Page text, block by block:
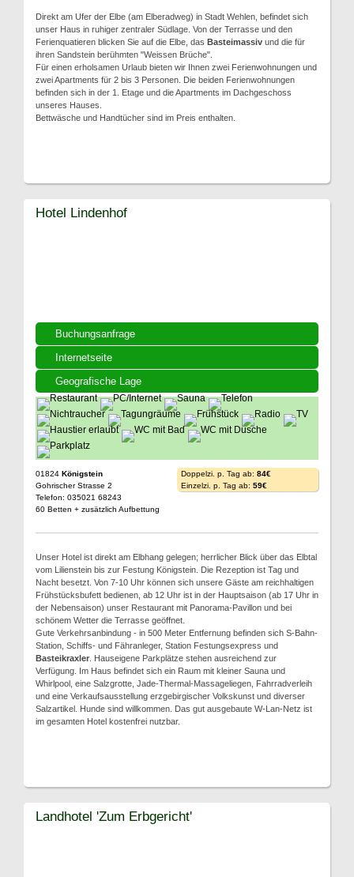
Direkt am Ufer der Elbe (am Elberadweg) in Stadt Wehlen, befindet sich
unser Haus in ruhiger zentraler Südlage. Von der Terrasse und den
Ferienquatieren blicken Sie auf die Elbe, das Basteimassiv und die für
ihren Sandstein berühmten "Weissen Brüche".
Für einen erholsamen Urlaub bieten wir Ihnen zwei Ferienwohnungen und
zwei Apartments für 2 bis 3 Personen. Die beiden Ferienwohnungen
befinden sich in der 1. Etage und die Apartments im Dachgeschoss
unseres Hauses.
Bettwäsche und Handtücher sind im Preis enthalten.
Buchungsanfrage
Internetseite
Geografische Lage
Hotel Lindenhof
01824 Königstein
Gohrischer Strasse 2
Telefon: 035021 68243
60 Betten + zusätzlich Aufbettung
Doppelzi. p. Tag ab: 84€
Einzelzi. p. Tag ab: 59€
Unser Hotel ist direkt am Elbhang gelegen; herrlicher Blick über das Elbtal
vom Lilienstein bis zur Festung Königstein. Die Rezeption ist Tag und
Nacht besetzt. Von 7-10 Uhr können sich unsere Gäste am reichhaltigen
Frühstücksbufett bedienen, ab 12 Uhr ist in der Hauptsaison (ab 17 Uhr in
der Nebensaison) unser Restaurant mit Panorama-Pavillon und bei
schönem Wetter die Terrasse geöffnet.
Gute Verkehrsanbindung - in 500 Meter Entfernung befinden sich S-Bahn-
Station, Schiffs- und Fähranleger, Station Festungsexpress und
Basteikraxler . Hauseigene Parkplätze stehen ausreichend zur
Verfügung. Im Haus befindet sich ein Raum mit kleiner Sauna und
Whirlpool, eine Salzgrotte, Jade-Thermal-Massageliegen, Fahrradverleih
und eine Verkaufsausstellung erzgebirgischer Volkskunst und diverser
Salzartikel. Hunde sind willkommen. Das gut ausgebaute W-Lan-Netz ist
im gesamten Hotel kostenfrei nutzbar.
Landhotel 'Zum Erbgericht'